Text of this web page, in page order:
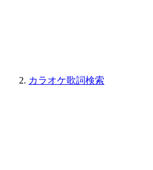
カラオケ歌詞検索